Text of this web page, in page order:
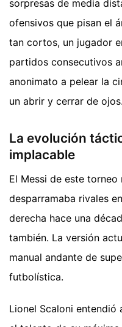
sorpresas de media
ofensivos que pisan el
tan cortos, un jugador
partidos consecutivos
anonimato a pelear la
un abrir y cerrar de ojos.
La evolución
implacable
El Messi de este
desparramaba rivales
derecha hace una
también. La versión
manual andante de
futbolística.
Lionel Scaloni